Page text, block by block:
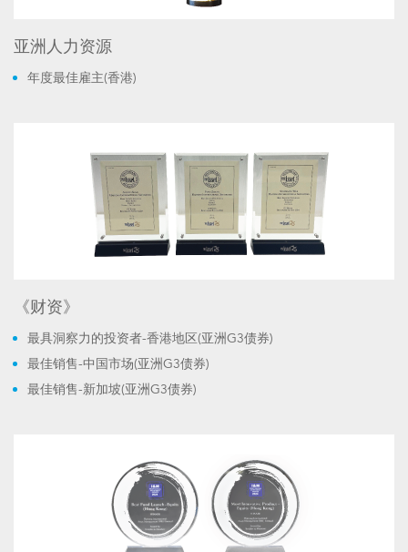
亚洲人力资源
年度最佳雇主(香港)
《财资》
最具洞察力的投资者-香港地区(亚洲G3债券)
最佳销售-中国市场(亚洲G3债券)
最佳销售-新加坡(亚洲G3债券)